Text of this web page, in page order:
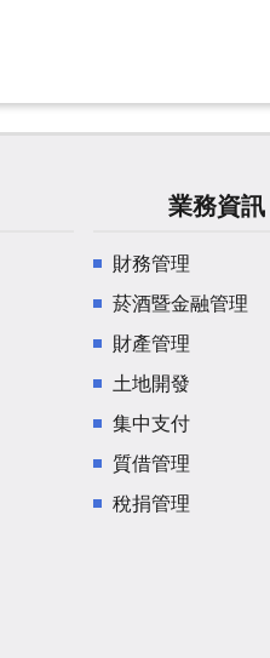
業務資訊
財務管理
菸酒暨金融管理
財產管理
土地開發
集中支付
質借管理
稅捐管理